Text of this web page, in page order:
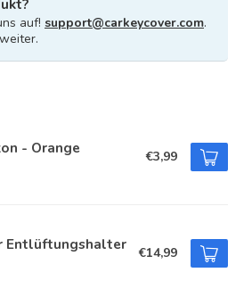
auf! support@carkeycover.com.
- Orange €3,99
Entlüftungshalter €14,99